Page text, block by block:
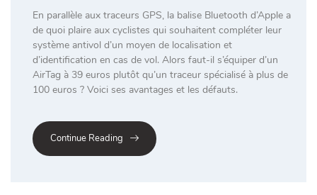
En parallèle aux traceurs GPS, la balise Bluetooth d’Apple a
de quoi plaire aux cyclistes qui souhaitent compléter leur
système antivol d’un moyen de localisation et
d’identification en cas de vol. Alors faut-il s’équiper d’un
AirTag à 39 euros plutôt qu’un traceur spécialisé à plus de
100 euros ? Voici ses avantages et les défauts.
Continue Reading